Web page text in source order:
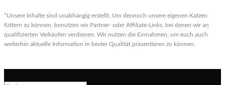
*Unsere Inhalte sind unabhängig erstellt. Um dennoch unsere eigenen Katzen
füttern zu können, benutzen wir Partner- oder Affiliate-Links. bei denen wir an
qualifizierten Verkäufen verdienen. Wir nutzen die Einnahmen, um euch auch
weiterhin aktuelle Information in bester Qualität präsentieren zu können.